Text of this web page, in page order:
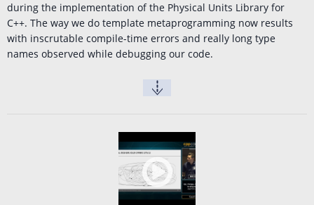
during the implementation of the Physical Units Library for
C++. The way we do template metaprogramming now results
with inscrutable compile-time errors and really long type
names observed while debugging our code.